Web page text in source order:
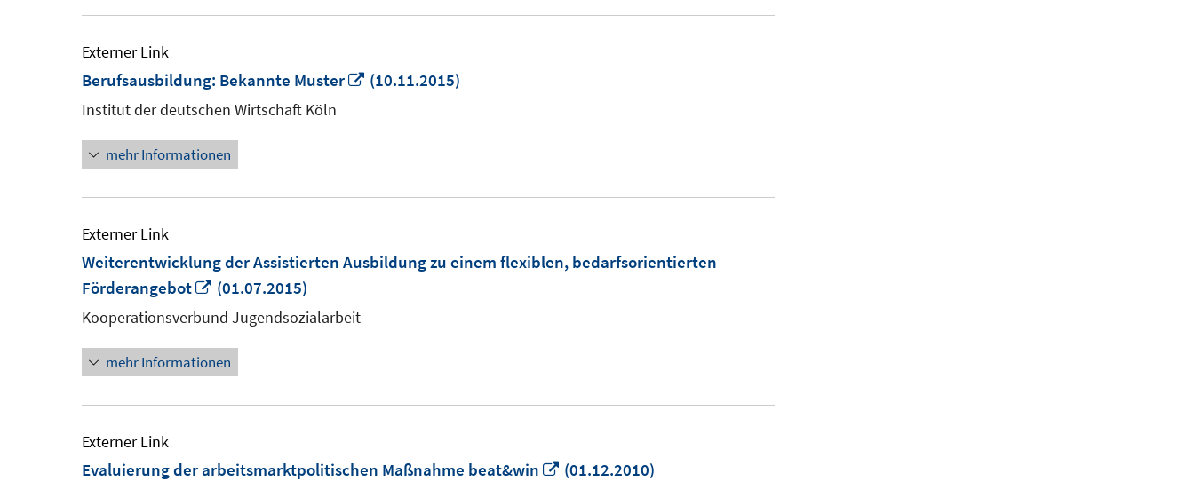
Externer Link
Berufsausbildung: Bekannte Muster
In
(10.11.2015)
Institut der deutschen Wirtschaft Köln
mehr Informationen
Externer Link
Weiterentwicklung der Assistierten Ausbildung zu einem flexiblen, bedarfsorientierten
Förderangebot
In
neuem
öffnen
(01.07.2015)
Kooperationsverbund Jugendsozialarbeit
mehr Informationen
Externer Link
Evaluierung der arbeitsmarktpolitischen Maßnahme beat&win
In
(01.12.2010)